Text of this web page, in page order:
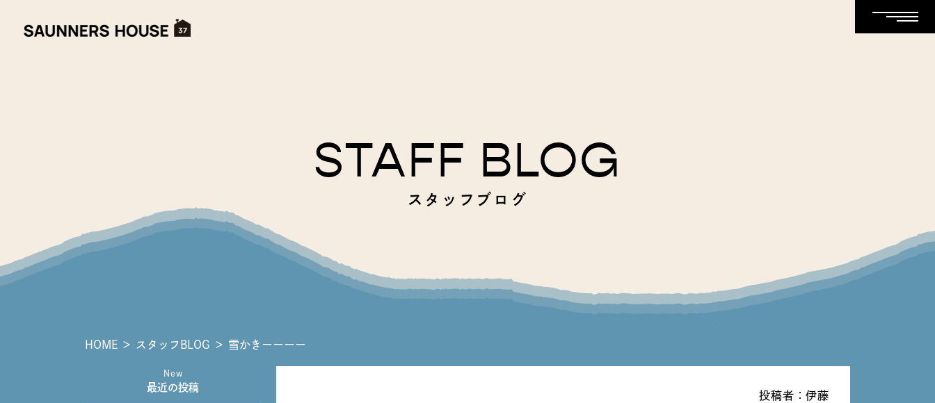
STAFF BLOG
スタッフブログ
HOME ＞ スタッフBLOG ＞ 雪かきーーーー
投稿者：伊藤
New
最近の投稿